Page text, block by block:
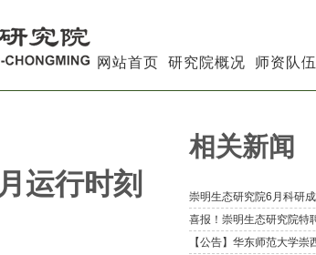
网站首页 研究院概况 师资队伍
运行时刻
相关新闻